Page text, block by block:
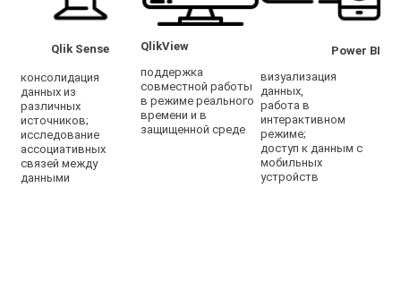
Qlik Sense
консолидация
данных из
различных
источников;
исследование
ассоциативных
связей между
данными
QlikView
поддержка
совместной работы
в режиме реального
времени и в
защищенной среде
Power BI
визуализация
данных,
работа в
интерактивном
режиме;
доступ к данным с
мобильных
устройств